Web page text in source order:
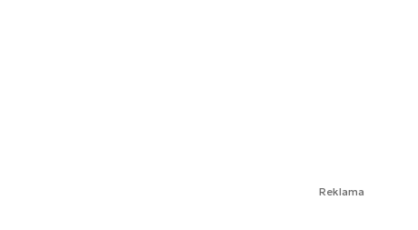
Reklama